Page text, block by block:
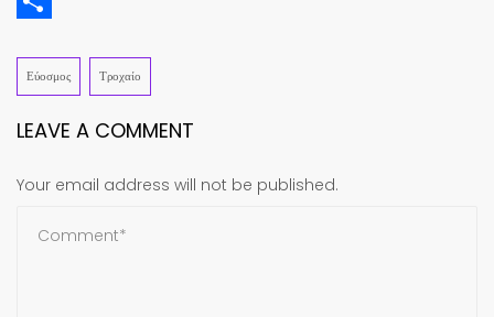
Εύοσμος Τροχαίο
LEAVE A COMMENT
Your email address will not be published.